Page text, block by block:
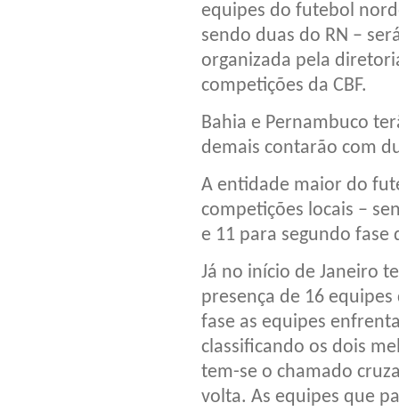
equipes do futebol
sendo duas do RN –
organizada pela
competições da CBF.
Bahia e Pernambuco
demais contarão com
A entidade maior do
competições locais –
e 11 para segundo fase
Já no início de Janeiro
presença de 16
fase as equipes
classificando os dois
tem-se o chamado
volta. As equipes que